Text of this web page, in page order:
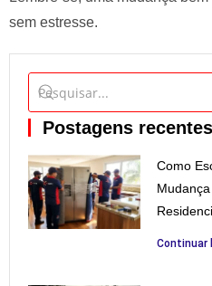
sem estresse.
Postagens recentes
Como
Continuar